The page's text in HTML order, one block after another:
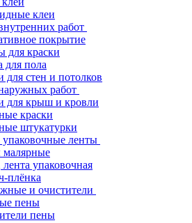
клеи
работ
покрытие
для краски
для пола
для стен и потолков
работ
для крыш и кровли
краски
штукатурки
ленты
упаковочная
плёнка
и очистители
пены
пены